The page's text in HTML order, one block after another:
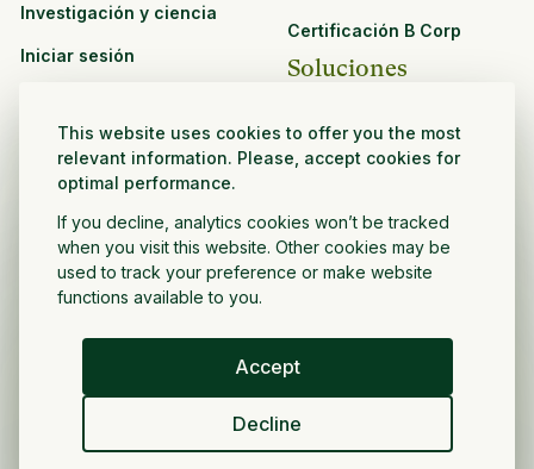
This website uses cookies to offer you the most
relevant information. Please, accept cookies for
optimal performance.
If you decline, analytics cookies won’t be tracked
when you visit this website. Other cookies may be
used to track your preference or make website
functions available to you.
Accept
Decline
Investigación y ciencia
Iniciar sesión
Ver todos los recursos
Oportunidades de
asociación
Certificación B Corp
Soluciones
Agronegocios
de lucro
Desarrollador de
Español
Términos y condicionesDerechos de autor ©